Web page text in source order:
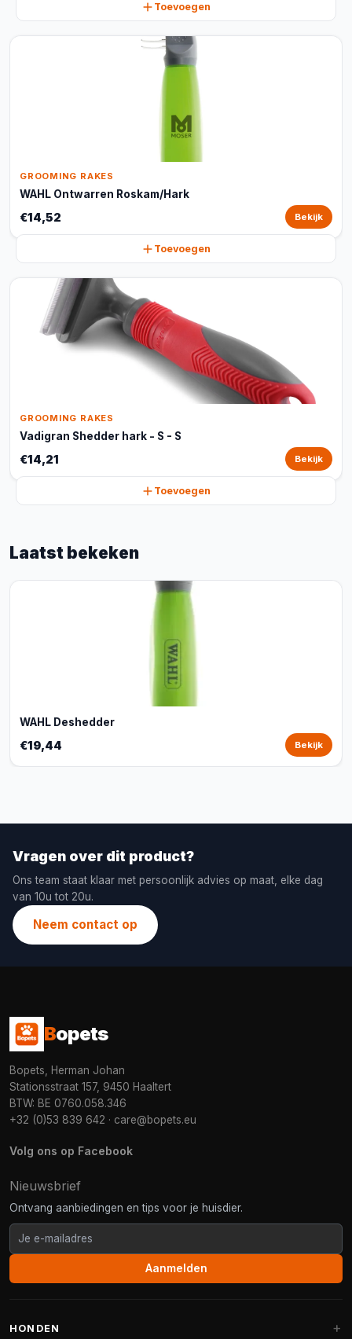
Toevoegen
GROOMING RAKES
WAHL Ontwarren Roskam/Hark
€14,52 Bekijk
Toevoegen
GROOMING RAKES
Vadigran Shedder hark - S - S
€14,21 Bekijk
Toevoegen
Laatst bekeken
WAHL Deshedder
€19,44 Bekijk
Vragen over dit product?
Ons team staat klaar met persoonlijk advies op maat, elke dag
van 10u tot 20u.
Neem contact op
Bopets
Bopets, Herman Johan
Stationsstraat 157, 9450 Haaltert
BTW: BE 0760.058.346
+32 (0)53 839 642 · care@bopets.eu
Volg ons op Facebook
Nieuwsbrief
Ontvang aanbiedingen en tips voor je huisdier.
Aanmelden
HONDEN